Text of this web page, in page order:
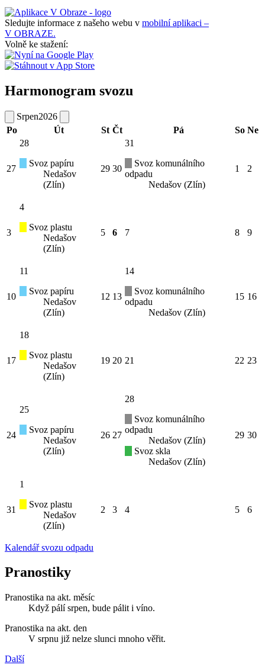
Sledujte informace z našeho webu v mobilní aplikaci –
V OBRAZE.
Volně ke stažení:
Harmonogram svozu
Srpen2026
Po
Út St Čt Pá So Ne
27
28
Svoz papíru
Nedašov
(Zlín)
29 30
31
Svoz komunálního
odpadu
Nedašov (Zlín)
1 2
3
4
Svoz plastu
Nedašov
(Zlín)
5 6 7 8 9
10
11
Svoz papíru
Nedašov
(Zlín)
12 13
14
Svoz komunálního
odpadu
Nedašov (Zlín)
15 16
17
18
Svoz plastu
Nedašov
(Zlín)
19 20 21 22 23
24
25
Svoz papíru
Nedašov
(Zlín)
26 27
28
Svoz komunálního
odpadu
Nedašov (Zlín)
Svoz skla
Nedašov (Zlín)
29 30
31
1
Svoz plastu
Nedašov
(Zlín)
2 3 4 5 6
Kalendář svozu odpadu
Pranostiky
Pranostika na akt. měsíc
Když pálí srpen, bude pálit i víno.
Pranostika na akt. den
V srpnu již nelze slunci mnoho věřit.
Další